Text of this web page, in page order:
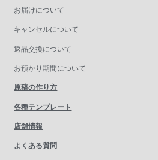
お届けについて
キャンセルについて
返品交換について
お預かり期間について
原稿の作り方
各種テンプレート
店舗情報
よくある質問